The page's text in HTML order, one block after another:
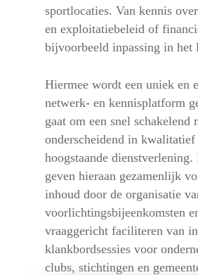
sportlocaties. Van kennis
en exploitatiebeleid of
bijvoorbeeld inpassing in het
Hiermee wordt een uniek en
netwerk- en kennisplatform
gaat om een snel schakelend
onderscheidend in kwalitatief
hoogstaande dienstverlening.
geven hieraan gezamenlijk
inhoud door de organisatie
voorlichtingsbijeenkomsten
vraaggericht faciliteren van
klankbordsessies voor
clubs, stichtingen en